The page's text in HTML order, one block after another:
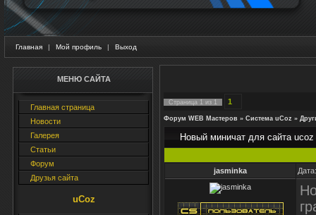
Главная | Мой профиль | Выход
МЕНЮ САЙТА
Главная страница
Новости
Галерея
Статьи
Форум
Друзья сайта
uCoz
Страница 1 из 1 1
Форум WEB Мастеров » Система uCoz »
Новый миничат для сайта ucoz
jasminka